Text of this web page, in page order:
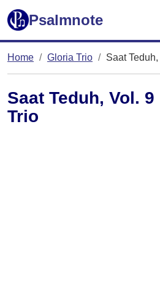
Psalmnote
Home Gloria Trio Saat
Saat Teduh, Vol.
Trio